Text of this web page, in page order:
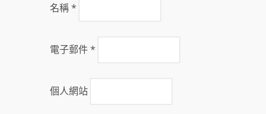
名稱*
電子郵件*
個人網站